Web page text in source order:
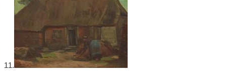
11.